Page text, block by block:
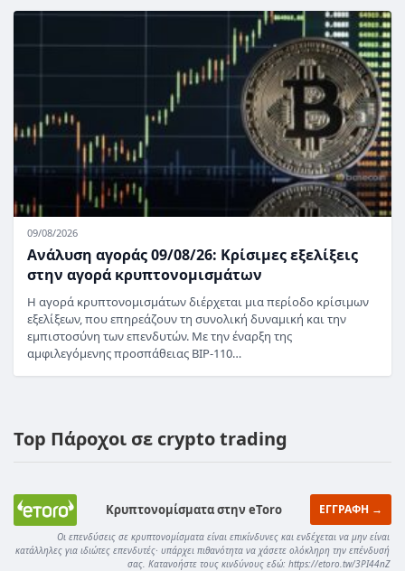
09/08/2026
Ανάλυση αγοράς 09/08/26: Κρίσιμες εξελίξεις
στην αγορά κρυπτονομισμάτων
Η αγορά κρυπτονομισμάτων διέρχεται μια περίοδο κρίσιμων
εξελίξεων, που επηρεάζουν τη συνολική δυναμική και την
εμπιστοσύνη των επενδυτών. Με την έναρξη της
αμφιλεγόμενης προσπάθειας BIP-110…
Top Πάροχοι σε crypto trading
Κρυπτονομίσματα στην eToro ΕΓΓΡΑΦΗ →
Οι επενδύσεις σε κρυπτονομίσματα είναι επικίνδυνες και ενδέχεται να μην είναι
κατάλληλες για ιδιώτες επενδυτές· υπάρχει πιθανότητα να χάσετε ολόκληρη την επένδυσή
σας. Κατανοήστε τους κινδύνους εδώ: https://etoro.tw/3PI44nZ